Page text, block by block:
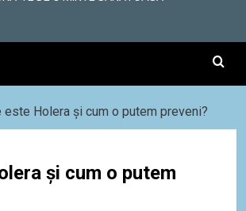
este Holera și cum o putem preveni?
și cum o putem